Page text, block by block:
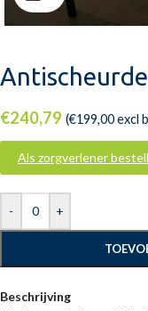
€240,79 (€199,00excl
- +
Als zorgverlener
Beschrijving